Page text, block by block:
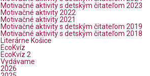
Motivačné aktivity s detským čitateľom 2023
Motivačné aktivity 2022
Motivačné aktivity 2021
Motivačné aktivity s detským čitateľom 2019
Motivačné aktivity s detským čitateľom 2018
Literárne Košice
EcoKvíz
EcoKvíz 2
Vydávame
2026